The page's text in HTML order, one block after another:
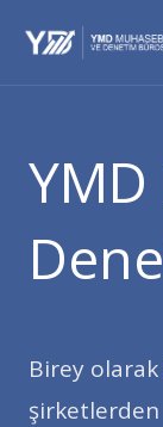
Birey
şirketlerden